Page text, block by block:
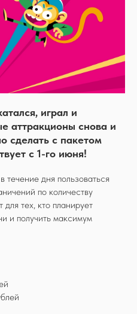
играл и
аттракционы снова и
сделать с пакетом
с 1-го июня!
дня пользоваться
по количеству
тех, кто планирует
и получить максимум